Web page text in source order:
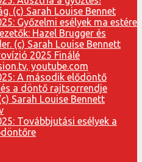
Győzelmi esélyek ma estére
2025 Finálé
A második elődöntő
a döntő rajtsorrendje
Továbbjutási esélyek a